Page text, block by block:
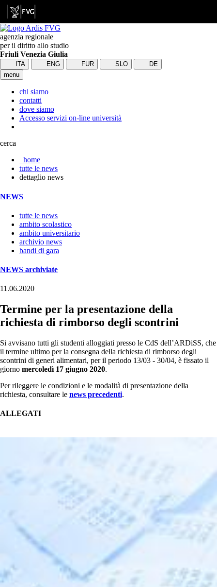
agenzia regionale
per il diritto allo studio
Friuli Venezia Giulia
ITA ENG FUR SLO
DE
menu
chi siamo
contatti
dove siamo
Accesso servizi on-line università
cerca
home
tutte le news
dettaglio news
NEWS
tutte le news
ambito scolastico
ambito universitario
archivio news
bandi di gara
NEWS archiviate
11.06.2020
Termine per la presentazione della
richiesta di rimborso degli scontrini
Si avvisano tutti gli studenti alloggiati presso le CdS dell’ARDiSS, che
il termine ultimo per la consegna della richiesta di rimborso degli
scontrini di generi alimentari, per il periodo 13/03 - 30/04, è fissato il
giorno mercoledì 17 giugno 2020.
Per rileggere le condizioni e le modalità di presentazione della
richiesta, consultare le news precedenti.
ALLEGATI